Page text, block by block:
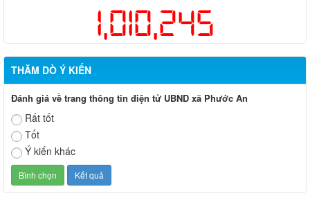
1,010,245
THĂM DÒ Ý KIẾN
Đánh giá về trang thông tin điện tử UBND xã Phước An
Rất tốt
Tốt
Ý kiến khác
Lịch làm việc tuần của Thường trực HĐND và UBND xã Phước
An (từ ngày 03/8/2026 đến ngày 07/8/2026)
Lịch làm việc tuần của Thường trực HĐND và UBND xã Phước
An (từ ngày 20/7/2026 đến ngày 26/7/2026)